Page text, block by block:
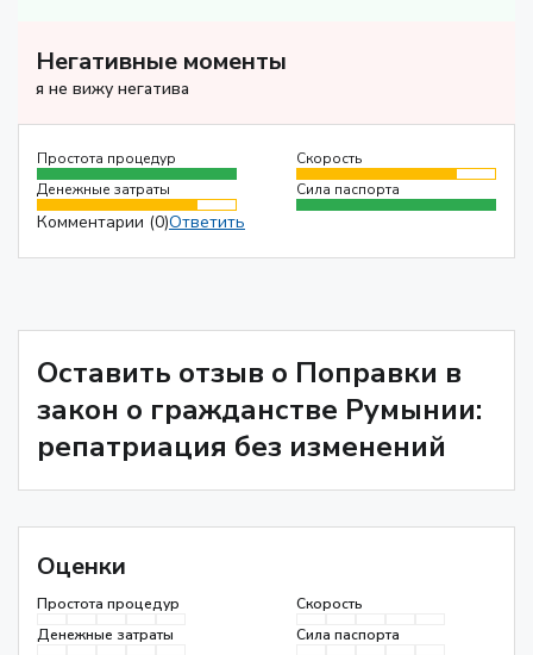
Негативные моменты
я не вижу негатива
Простота процедур
Скорость
Денежные затраты
Сила паспорта
Комментарии (0)Ответить
Оставить отзыв о Поправки в
закон о гражданстве Румынии:
репатриация без изменений
Оценки
Простота процедур
Скорость
Денежные затраты
Сила паспорта